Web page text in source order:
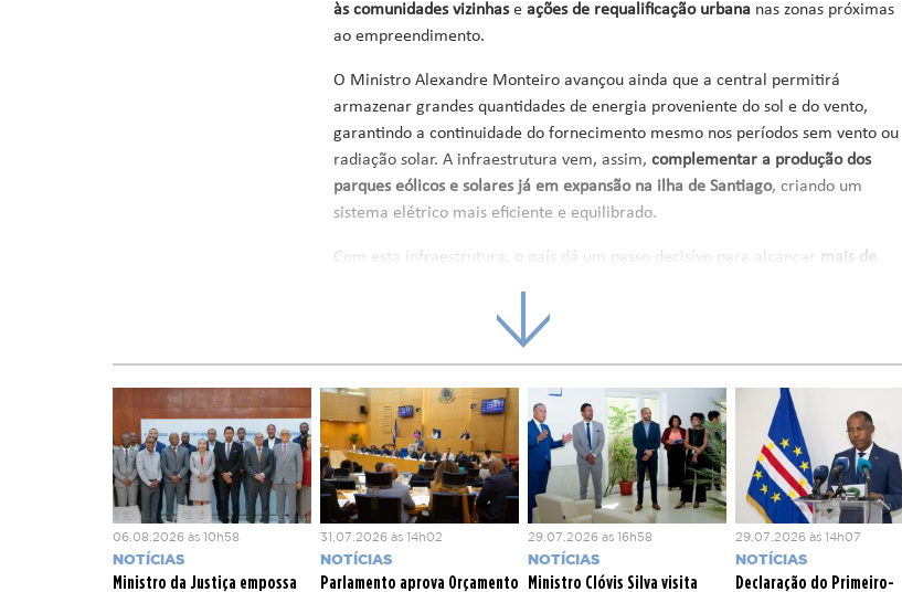
às comunidades vizinhase ações de requalificação urbana nas zonas próximas
ao empreendimento.
O Ministro Alexandre Monteiro avançou ainda que a central permitirá
armazenar grandes quantidades de energia proveniente do sol e do vento,
garantindo a continuidade do fornecimento mesmo nos períodos sem vento ou
radiação solar. A infraestrutura vem, assim, complementar a produção dos
parques eólicos e solares já em expansão na ilha de Santiago, criando um
sistema elétrico mais eficiente e equilibrado.
Com esta infraestrutura, o país dá um passo decisivo para alcançar mais de
Diretor do Setor Elétrico. Além de aumentar a capacidade de produção, o
projeto contribuirá para a resiliência e estabilidade do sistema elétrico
nacional.
A Central de Armazenagem de Energia por bombagem hídrica terá 20MW de
Potência, 180 MWh de capacidade de armazenamento, um investimento de 79
milhões de Euros financiado no âmbito da iniciativa de Global Gateway e conta
com o apoio de cooperação luxemburguesa no desenvolvimento dos estudos.
06.08.2026 às 10h58
NOTÍCIAS
Ministro da Justiça empossa
31.07.2026 às 14h02
NOTÍCIAS
Parlamento aprova Orçamento
29.07.2026 às 16h58
NOTÍCIAS
Ministro Clóvis Silva visita
29.07.2026 às 14h07
NOTÍCIAS
Declaração do Primeiro-